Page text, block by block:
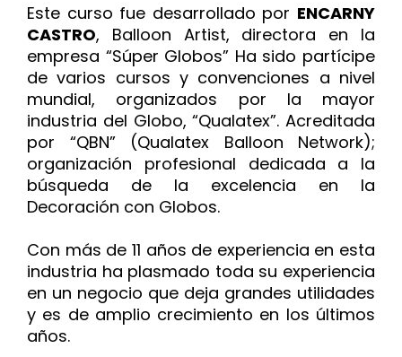
Este curso fue desarrollado por ENCARNY
CASTRO, Balloon Artist, directora en la
empresa “Súper Globos” Ha sido partícipe
de varios cursos y convenciones a nivel
mundial, organizados por la mayor
industria del Globo, “Qualatex”. Acreditada
por “QBN” (Qualatex Balloon Network);
organización profesional dedicada a la
búsqueda de la excelencia en la
Decoración con Globos.
Con más de 11 años de experiencia en esta
industria ha plasmado toda su experiencia
en un negocio que deja grandes utilidades
y es de amplio crecimiento en los últimos
años.